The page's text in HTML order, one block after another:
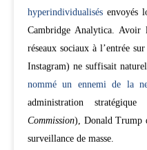
hyperindividualisés envoyés
Cambridge Analytica.
réseaux sociaux à l’entrée
Instagram) ne suffisait
nommé un ennemi de la
administration
Commission), Donald Trump
surveillance de masse.